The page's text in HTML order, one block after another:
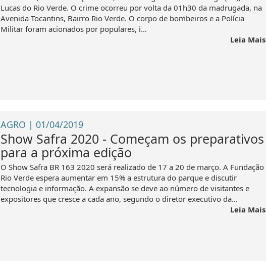
Lucas do Rio Verde. O crime ocorreu por volta da 01h30 da madrugada, na
Avenida Tocantins, Bairro Rio Verde. O corpo de bombeiros e a Polícia
Militar foram acionados por populares, i...
Leia Mais
AGRO | 01/04/2019
Show Safra 2020 - Começam os preparativos
para a próxima edição
O Show Safra BR 163 2020 será realizado de 17 a 20 de março. A Fundação
Rio Verde espera aumentar em 15% a estrutura do parque e discutir
tecnologia e informação. A expansão se deve ao número de visitantes e
expositores que cresce a cada ano, segundo o diretor executivo da...
Leia Mais